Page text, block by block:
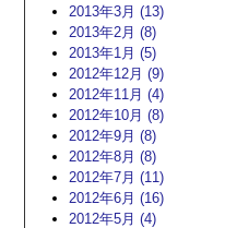
2013年3月 (13)
2013年2月 (8)
2013年1月 (5)
2012年12月 (9)
2012年11月 (4)
2012年10月 (8)
2012年9月 (8)
2012年8月 (8)
2012年7月 (11)
2012年6月 (16)
2012年5月 (4)